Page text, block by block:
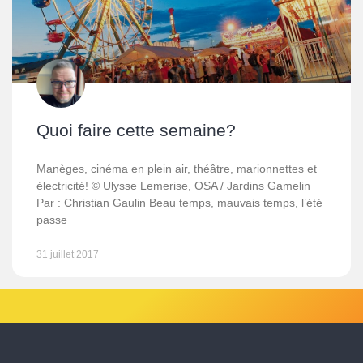
Quoi faire cette semaine?
Manèges, cinéma en plein air, théâtre, marionnettes et
électricité! © Ulysse Lemerise, OSA / Jardins Gamelin
Par : Christian Gaulin Beau temps, mauvais temps, l’été
passe
31 juillet 2017